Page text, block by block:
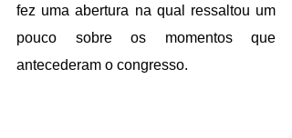
fez uma abertura na qual ressaltou um
pouco sobre os momentos que
antecederam o congresso.